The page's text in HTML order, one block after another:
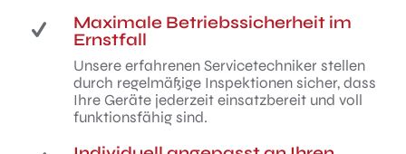
Maximale Betriebssicherheit im
Ernstfall
Unsere erfahrenen Servicetechniker stellen
durch regelmäßige Inspektionen sicher, dass
Ihre Geräte jederzeit einsatzbereit und voll
funktionsfähig sind.